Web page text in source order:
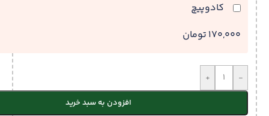
کادوپیچ
170,000 تومان
-
+
افزودن به سبد خرید